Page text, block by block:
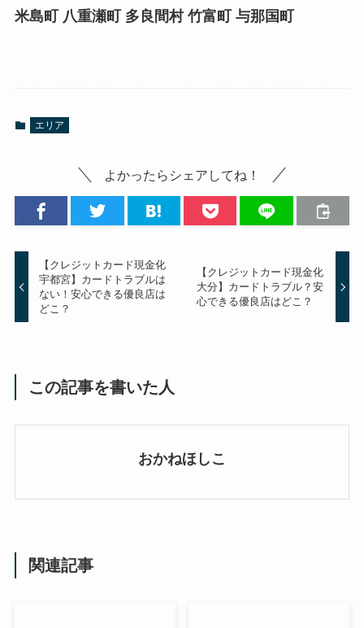
米島町 八重瀬町 多良間村 竹富町 与那国町
エリア
よかったらシェアしてね！
【クレジットカード現金化
宇都宮】カードトラブルは
ない！安心できる優良店は
どこ？
【クレジットカード現金化
大分】カードトラブル？安
心できる優良店はどこ？‎
この記事を書いた人
おかねほしこ
関連記事